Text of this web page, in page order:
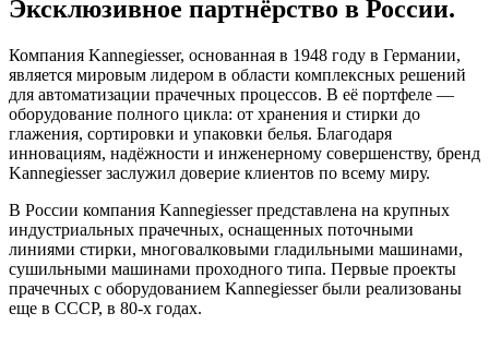
Эксклюзивное партнёрство в России.
Компания Kannegiesser, основанная в 1948 году в Германии,
является мировым лидером в области комплексных решений
для автоматизации прачечных процессов. В её портфеле —
оборудование полного цикла: от хранения и стирки до
глажения, сортировки и упаковки белья. Благодаря
инновациям, надёжности и инженерному совершенству, бренд
Kannegiesser заслужил доверие клиентов по всему миру.
В России компания Kannegiesser представлена на крупных
индустриальных прачечных, оснащенных поточными
линиями стирки, многовалковыми гладильными машинами,
сушильными машинами проходного типа. Первые проекты
прачечных с оборудованием Kannegiesser были реализованы
еще в СССР, в 80-х годах.